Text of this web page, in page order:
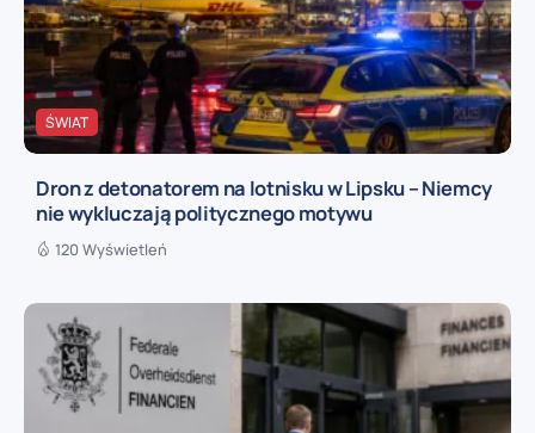
ŚWIAT
Dron z detonatorem na lotnisku w Lipsku – Niemcy
nie wykluczają politycznego motywu
120 Wyświetleń